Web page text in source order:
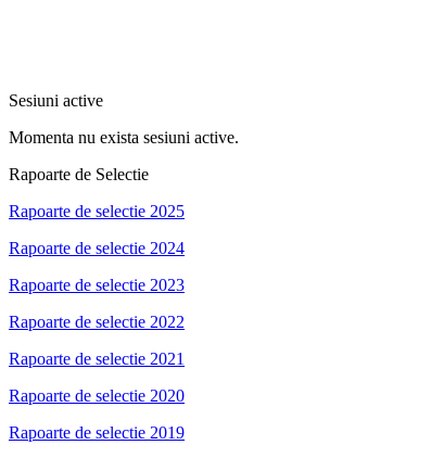
Sesiuni active
Momenta nu exista sesiuni active.
Rapoarte de Selectie
Rapoarte de selectie 2025
Rapoarte de selectie 2024
Rapoarte de selectie 2023
Rapoarte de selectie 2022
Rapoarte de selectie 2021
Rapoarte de selectie 2020
Rapoarte de selectie 2019